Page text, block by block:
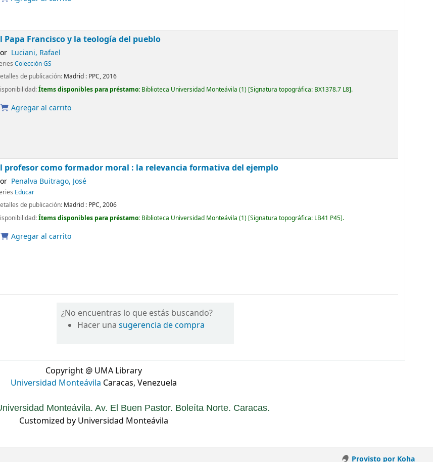
Papa Francisco y la teología del pueblo
Luciani, Rafael
Colección GS
de publicación: Madrid : PPC,2016
Ítems disponibles para préstamo: Biblioteca Universidad Monteávila (1) Signatura topográfica: BX1378.7 L8 .
Agregar al carrito
profesor como formador moral : la relevancia formativa del ejemplo
Penalva Buitrago, José
Educar
de publicación: Madrid : PPC,2006
Ítems disponibles para préstamo: Biblioteca Universidad Monteávila (1) Signatura topográfica: LB41 P45 .
Agregar al carrito
¿No encuentras lo que estás buscando?
Hacer unasugerencia de compra
Copyright @ UMA Library
Universidad Monteávila Caracas, Venezuela
Monteávila. Av. El Buen Pastor. Boleíta Norte. Caracas.
Customized by Universidad Monteávila
Provisto por Koha